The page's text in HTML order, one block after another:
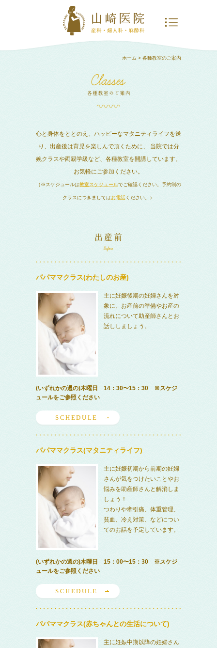
ホーム > 各種教室のご案内
心と身体をととのえ、ハッピーなマタニティライフを送
り、出産後は育児を楽しんで頂くために、
当院では分
娩クラスや両親学級など、各種教室を開講しています。
お気軽にご参加ください。
（※スケジュールは教室スケジュールでご確認ください。予約制の
クラスにつきましてはお電話ください。）
パパママクラス(わたしのお産)
主に妊娠後期の妊婦さんを対
象に、お産前の準備やお産の
流れについて助産師さんとお
話ししましょう。
(いずれかの週の)木曜日 14：30〜15：30 ※スケジ
ュールをご参照ください
SCHEDULE
パパママクラス(マタニティライフ)
主に妊娠初期から前期の妊婦
さんが気をつけたいことやお
悩みを助産師さんと解消しま
しょう！
つわりや牽引痛、体重管理、
貧血、冷え対策、などについ
てのお話を予定しています。
(いずれかの週の)木曜日 15：00〜15：30 ※スケジ
ュールをご参照ください
SCHEDULE
パパママクラス(赤ちゃんとの生活について)
主に妊娠中期以降の妊婦さん